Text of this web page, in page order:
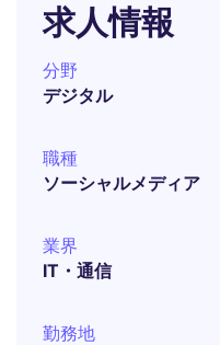
求人情報
分野
デジタル
職種
ソーシャルメディア
業界
IT・通信
勤務地